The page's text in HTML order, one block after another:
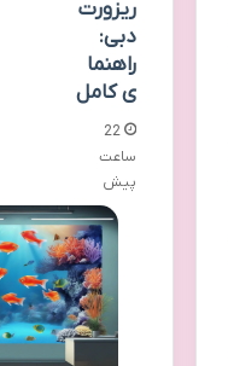
ریزورت
دبی:
راهنما
ی کامل
22
ساعت
پیش